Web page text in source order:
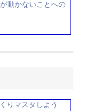
動かないことへの
りマスタしよう